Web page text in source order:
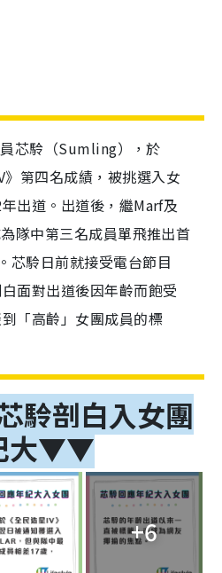
芯駖（Sumling），於
第四名成績，被挑選入女
出道。出道後，繼Marf及
隊中第三名成員單飛推出首
芯駖日前就接受電台節目
面對出道後因年齡而飽受
「高齡」女團成員的標
剖白入女團
大▼▼
+6